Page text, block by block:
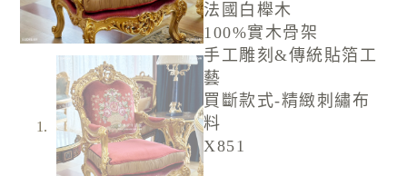
法國白櫸木
100%實木骨架
手工雕刻&傳統貼箔工
藝
買斷款式-精緻刺繡布
料
X851